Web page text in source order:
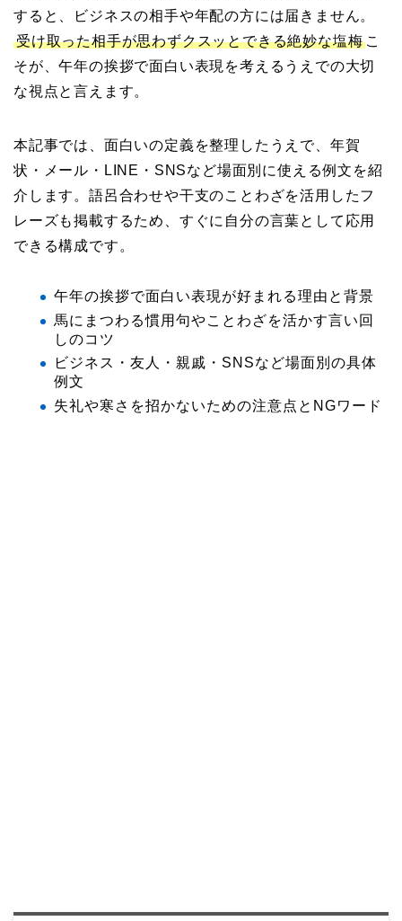
すると、ビジネスの相手や年配の方には届きません。
受け取った相手が思わずクスッとできる絶妙な塩梅 こ
そが、午年の挨拶で面白い表現を考えるうえでの大切
な視点と言えます。
本記事では、面白いの定義を整理したうえで、年賀
状・メール・LINE・SNSなど場面別に使える例文を紹
介します。語呂合わせや干支のことわざを活用したフ
レーズも掲載するため、すぐに自分の言葉として応用
できる構成です。
午年の挨拶で面白い表現が好まれる理由と背景
馬にまつわる慣用句やことわざを活かす言い回
しのコツ
ビジネス・友人・親戚・SNSなど場面別の具体
例文
失礼や寒さを招かないための注意点とNGワード